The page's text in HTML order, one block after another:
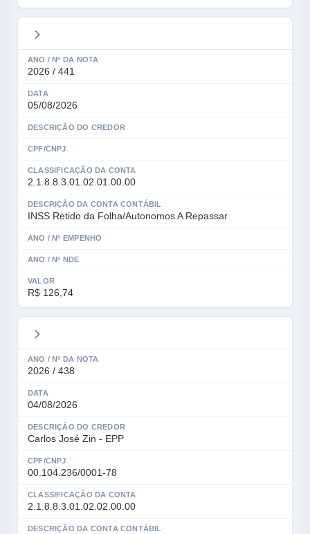
ANO / Nº DA NOTA
2026 / 441
DATA
05/08/2026
DESCRIÇÃO DO CREDOR
CPF/CNPJ
CLASSIFICAÇÃO DA CONTA
2.1.8.8.3.01.02.01.00.00
DESCRIÇÃO DA CONTA CONTÁBIL
INSS Retido da Folha/Autonomos A Repassar
ANO / Nº EMPENHO
ANO / Nº NDE
VALOR
R$ 126,74
ANO / Nº DA NOTA
2026 / 438
DATA
04/08/2026
DESCRIÇÃO DO CREDOR
Carlos José Zin - EPP
CPF/CNPJ
00.104.236/0001-78
CLASSIFICAÇÃO DA CONTA
2.1.8.8.3.01.02.02.00.00
DESCRIÇÃO DA CONTA CONTÁBIL